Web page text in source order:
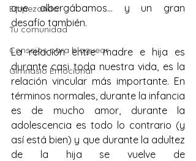
Empezando
Tu comunidad
Consejos para bloguear
Gimnasio Emocional
que albergábamos… y un gran
desafío también.
La relación entre madre e hija es
durante casi toda nuestra vida, es la
relación vincular más importante. En
términos normales, durante la infancia
es de mucho amor, durante la
adolescencia es todo lo contrario (y
así está bien) y que durante la adultez
de la hija se vuelve de